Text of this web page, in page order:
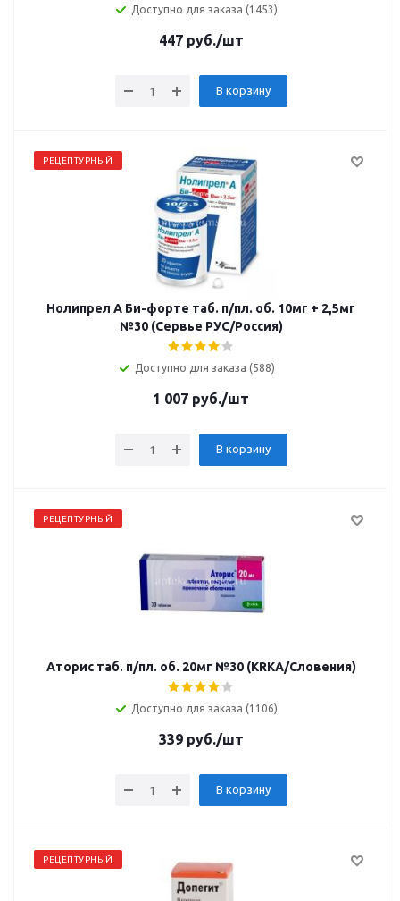
Доступно для заказа (1453)
447руб./шт
В корзину
РЕЦЕПТУРНЫЙ
Нолипрел А Би-форте таб. п/пл. об. 10мг + 2,5мг
№30 (Сервье РУС/Россия)
Доступно для заказа (588)
1 007 руб./шт
В корзину
РЕЦЕПТУРНЫЙ
Аторис таб. п/пл. об. 20мг №30 (KRKA/Словения)
Доступно для заказа (1106)
339руб./шт
В корзину
РЕЦЕПТУРНЫЙ